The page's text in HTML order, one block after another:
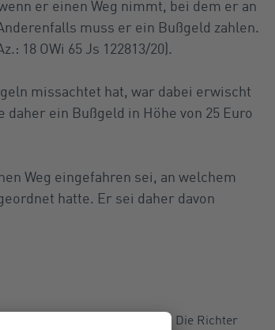
er einen Weg nimmt, bei dem er an
muss er ein Bußgeld zahlen.
18 OWi 65 Js 122813/20).
missachtet hat, war dabei erwischt
ein Bußgeld in Höhe von 25 Euro
Weg eingefahren sei, an welchem
hatte. Er sei daher davon
als unbegründet zurück. Die Richter